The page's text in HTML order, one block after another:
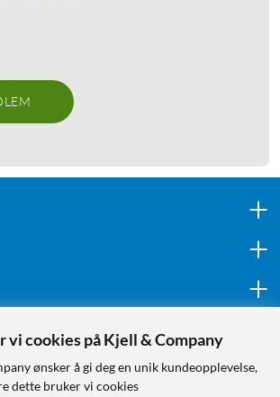
vi cookies på Kjell & Company
ønsker å gi deg en unik kundeopplevelse,
dette bruker vi cookies